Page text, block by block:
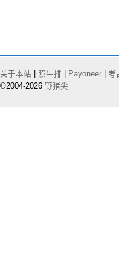
关于本站 照牛排 Payoneer 考
©2004-2026 野猪尖